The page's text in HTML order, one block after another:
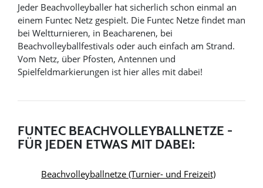
Jeder Beachvolleyballer hat sicherlich schon einmal an
einem Funtec Netz gespielt. Die Funtec Netze findet man
bei Weltturnieren, in Beacharenen, bei
Beachvolleyballfestivals oder auch einfach am Strand.
Vom Netz, über Pfosten, Antennen und
Spielfeldmarkierungen ist hier alles mit dabei!
FUNTEC BEACHVOLLEYBALLNETZE -
FÜR JEDEN ETWAS MIT DABEI:
Beachvolleyballnetze (Turnier- und Freizeit)